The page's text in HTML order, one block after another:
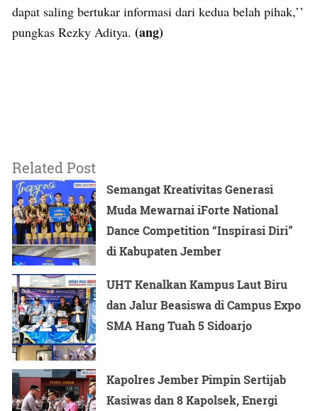
dapat saling bertukar informasi dari kedua belah pihak,’’
pungkas Rezky Aditya. (ang)
Related Post
Semangat Kreativitas Generasi
Muda Mewarnai iForte National
Dance Competition “Inspirasi Diri”
di Kabupaten Jember
UHT Kenalkan Kampus Laut Biru
dan Jalur Beasiswa di Campus Expo
SMA Hang Tuah 5 Sidoarjo
Kapolres Jember Pimpin Sertijab
Kasiwas dan 8 Kapolsek, Energi